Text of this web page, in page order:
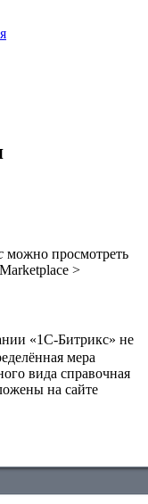
можно просмотреть
Marketplace >
«1С-Битрикс» не
мера
вида справочная
на сайте